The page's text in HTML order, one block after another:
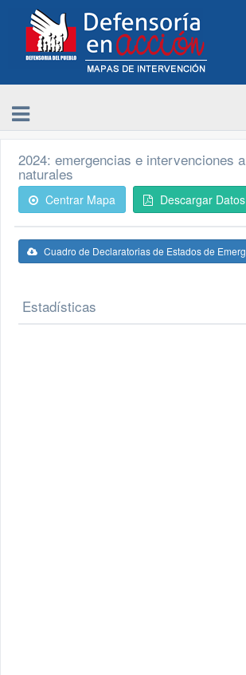
2024: emergencias e intervenciones
naturales
Centrar Mapa Descargar Datos
Cuadro de Declaratorias de Estados de
Estadísticas